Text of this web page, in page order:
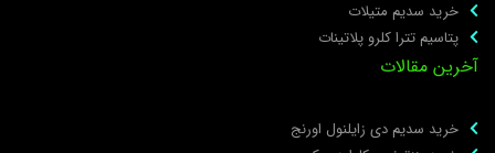
خرید سدیم متیلات
پتاسیم تترا کلرو پلاتینات
مقالات
خرید سدیم دی زایلنول اورنج